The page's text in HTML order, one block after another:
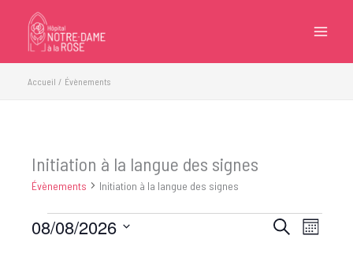
contenu
Accueil Évènements
Initiation à la langue des signes
Évènements Initiation à la langue des signes
Évènements
Recherche
Recherche
Mois
08/08/2026